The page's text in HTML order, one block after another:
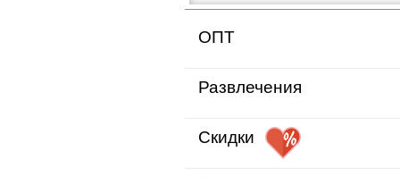
ОПТ
Развлечения
Скидки